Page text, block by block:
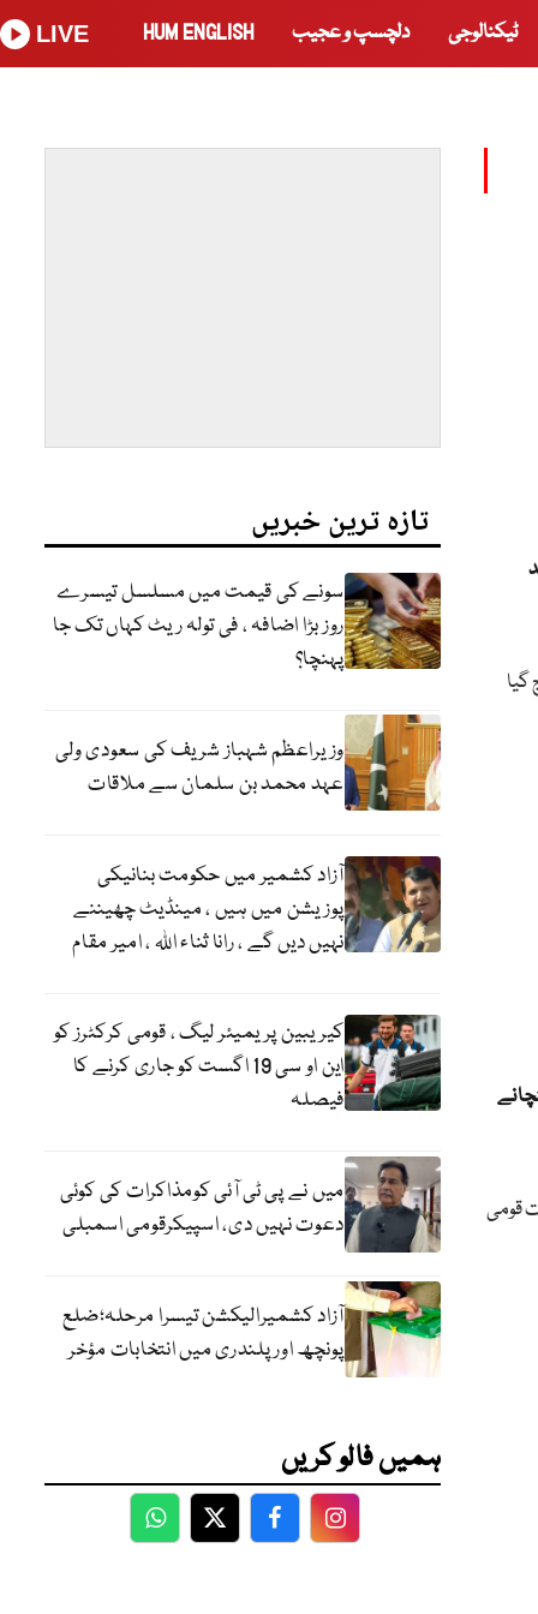
ٹیکنالوجی دلچسپ و عجیب HUM ENGLISH
LIVE
گیا
قومی
تازہ ترین خبریں
سونے کی قیمت میں مسلسل تیسرے
روز بڑا اضافہ ، فی تولہ ریٹ کہاں تک جا
پہنچا؟
وزیراعظم شہباز شریف کی سعودی ولی
عہد محمد بن سلمان سے ملاقات
آزاد کشمیر میں حکومت بنانیکی
پوزیشن میں ہیں ، مینڈیٹ چھیننے
نہیں دیں گے ، رانا ثناء اللہ ، امیر مقام
کیریبین پریمیئر لیگ ، قومی کرکٹرز کو
این او سی 19 اگست کو جاری کرنے کا
فیصلہ
میں نے پی ٹی آئی کومذاکرات کی کوئی
دعوت نہیں دی، اسپیکرقومی اسمبلی
آزاد کشمیرالیکشن تیسرا مرحلہ؛ضلع
پونچھ اور پلندری میں انتخابات مؤخر
ہمیں فالو کریں
WhatsApp
TwitterFacebookFacebook